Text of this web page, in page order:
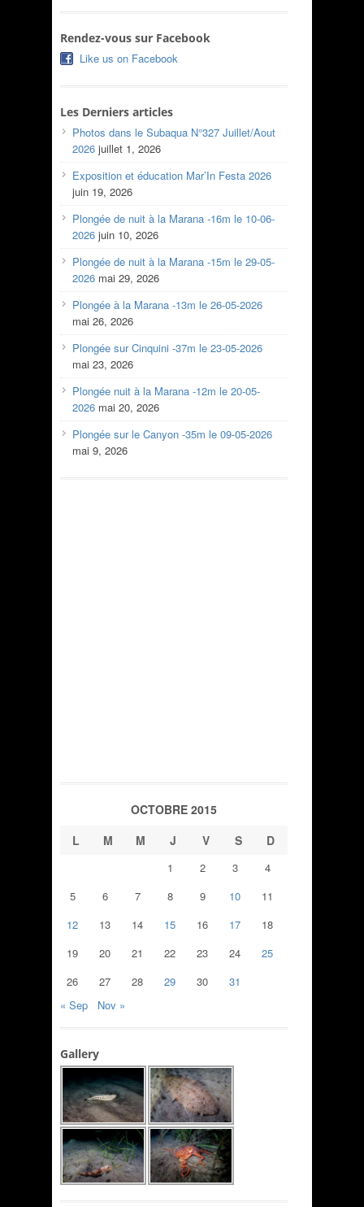
Rendez-vous sur Facebook
Like us on Facebook
Les Derniers articles
Photos dans le Subaqua N°327 Juillet/Aout
2026 juillet 1, 2026
Exposition et éducation Mar’In Festa 2026
juin 19, 2026
Plongée de nuit à la Marana -16m le 10-06-
2026 juin 10, 2026
Plongée de nuit à la Marana -15m le 29-05-
2026 mai 29, 2026
Plongée à la Marana -13m le 26-05-2026
mai 26, 2026
Plongée sur Cinquini -37m le 23-05-2026
mai 23, 2026
Plongée nuit à la Marana -12m le 20-05-
2026 mai 20, 2026
Plongée sur le Canyon -35m le 09-05-2026
mai 9, 2026
OCTOBRE 2015
L
M M J V S D
1 2 3
4
5
6 7 8 9 10
11
12
13 14 15 16 17
18
19
20 21 22 23 24
25
26
27 28 29 30
31
« Sep
Nov »
Gallery